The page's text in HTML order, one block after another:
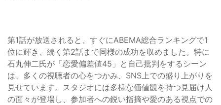
第1話が放送されると、すぐにABEMA総合ランキングで1
位に輝き、続く第2話まで同様の成功を収めました。特に
石丸伸二氏が「恋愛偏差値45」と自己批判をするシーン
は、多くの視聴者の心をつかみ、SNS上での盛り上がりを
見せています。スタジオには多様な価値観を持つ見届け人
の面々が登場し、参加者への鋭い指摘や愛のある視点での